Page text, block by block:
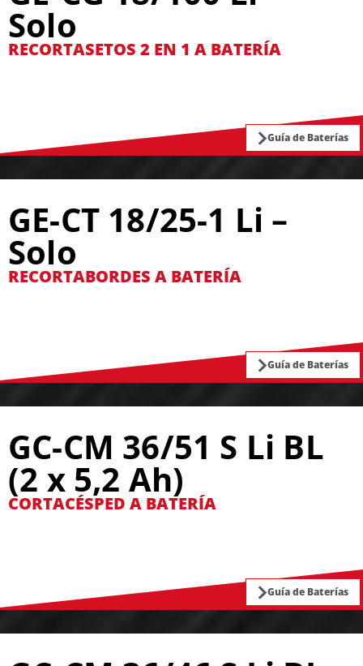
Solo
RECORTASETOS 2 EN 1 A BATERÍA
Guía de Baterías
GE-CT 18/25-1 Li –
Solo
RECORTABORDES A BATERÍA
Guía de Baterías
GC-CM 36/51 S Li BL
(2 x 5,2 Ah)
CORTACÉSPED A BATERÍA
Guía de Baterías